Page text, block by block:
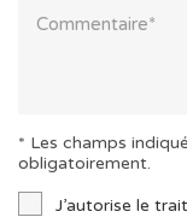
* Les champs
obligatoirement.
J’autorise le